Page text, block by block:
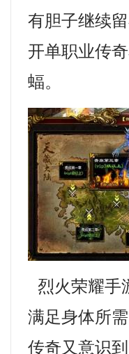
有胆子继续
开单职业传
蝠。
烈火荣耀手
满足身体所
传奇又意识